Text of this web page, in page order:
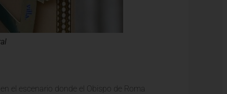
el escenario donde el Obispo de Roma